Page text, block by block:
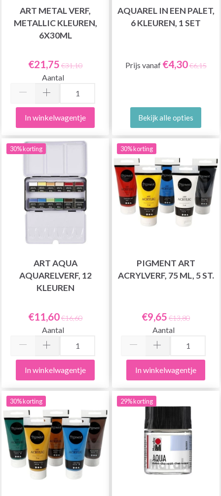
ART METAL VERF,
METALLIC KLEUREN,
6X30ML
€21,75 €31,10
Aantal
In winkelwagentje
AQUAREL IN EEN PALET,
6 KLEUREN, 1 SET
Prijs vanaf €4,30€6,15
Bekijk alle opties
30% korting
ART AQUA
AQUARELVERF, 12
KLEUREN
€11,60€16,60
Aantal
In winkelwagentje
30% korting
PIGMENT ART
ACRYLVERF, 75 ML, 5 ST.
€9,65 €13,80
Aantal
In winkelwagentje
30% korting 29% korting